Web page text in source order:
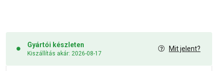
Gyártói készleten
Kiszállítás akár: 2026-08-17
Mit jelent?